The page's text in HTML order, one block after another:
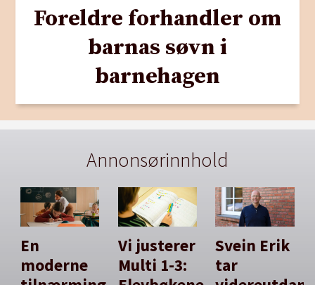
Foreldre forhandler om
barnas søvn i
barnehagen
Annonsørinnhold
En
moderne
Vi justerer
Multi 1-3:
Svein Erik
tar